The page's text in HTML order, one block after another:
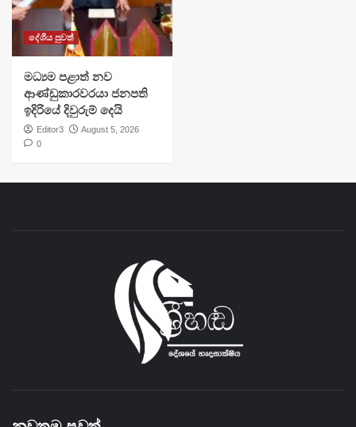
දේශීය පුවත්
මධ්‍යම පළාත් නව
ආණ්ඩුකාරවරයා ජනපති
ඉදිරියේ දිවුරුම් දෙයි
Editor3
August 5, 2026
0